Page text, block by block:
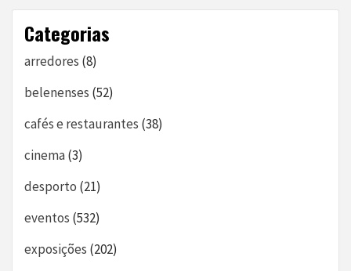
Categorias
arredores (8)
belenenses (52)
cafés e restaurantes (38)
cinema(3)
desporto (21)
eventos (532)
exposições (202)